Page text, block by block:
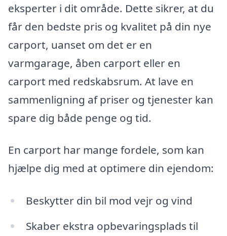
eksperter i dit område. Dette sikrer, at du
får den bedste pris og kvalitet på din nye
carport, uanset om det er en
varmgarage, åben carport eller en
carport med redskabsrum. At lave en
sammenligning af priser og tjenester kan
spare dig både penge og tid.
En carport har mange fordele, som kan
hjælpe dig med at optimere din ejendom:
Beskytter din bil mod vejr og vind
Skaber ekstra opbevaringsplads til